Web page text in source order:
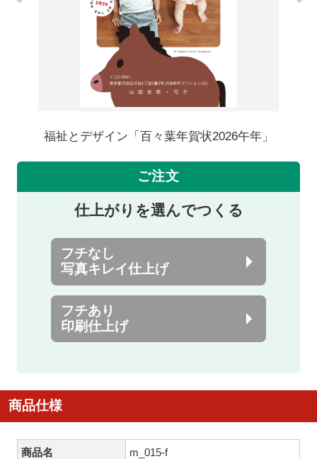
福祉とデザイン「百々葉年賀状2026午年」
ご注文
仕上がりを選んでつくる
フチなし
写真キレイ仕上げ
フチあり
印刷仕上げ
商品仕様
商品名 m_015-f